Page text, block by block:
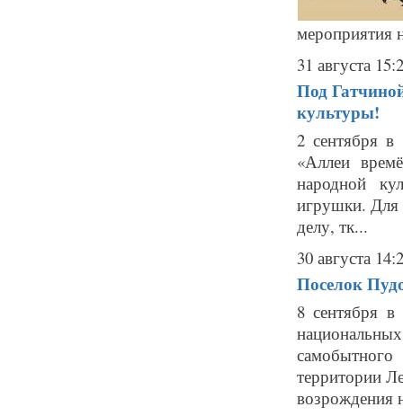
мероприятия
31 августа
Под
культуры!
2 сентября в
«Аллеи
народной
игрушки. Для
делу, тк...
30 августа
Поселок
8 сентября
территории
возрождения